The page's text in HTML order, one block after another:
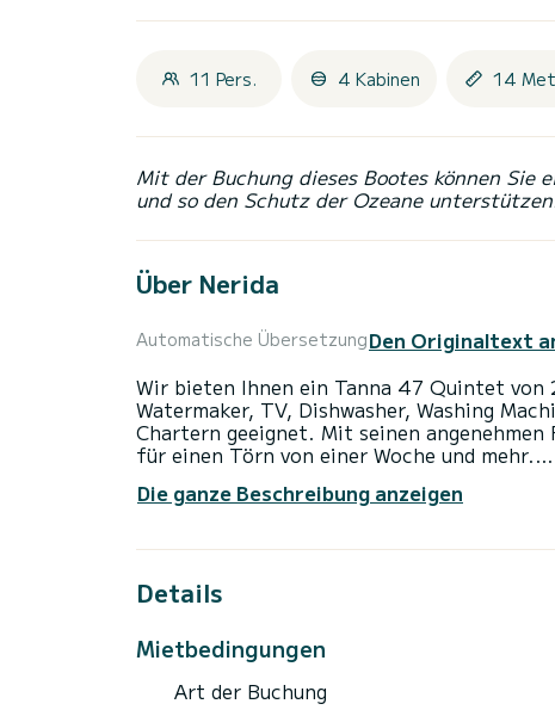
11 Pers. 4 Kabinen 14
Mit der Buchung dieses Bootes können Sie
und so den Schutz der Ozeane
Über Nerida
Automatische ÜbersetzungDen Originaltext
Wir bieten Ihnen ein Tanna 47 Quintet
Watermaker, TV, Dishwasher, Washing
Chartern geeignet. Mit seinen
für einen Törn von einer Woche und mehr.
Das Boot hat 5 Kabinen mit allem Komfort
Urlaub auf dem Wasser in der Umgebung
Dieses Tanna 47 Quintet verfügt über 5
Dieses Boot ist mit einem Durchgelattetes
ist unter anderem mit folgender
Deckdusche, Entsalzungsanlage,
Die ganze Beschreibung anzeigen
Details
Mietbedingungen
Art der Buchung